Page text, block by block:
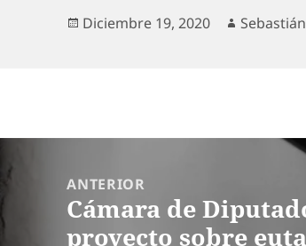
Publicado
Diciembre 19, 2020 Autor
de
entradas
ANTERIOR
Entrada
anterior:
Cámara de
proyecto sobre